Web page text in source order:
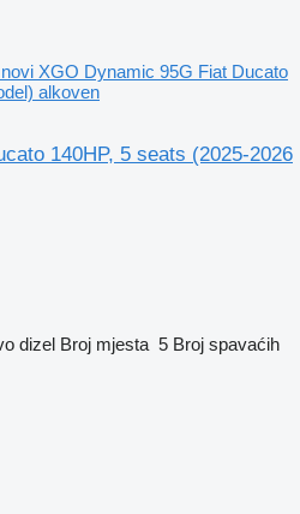
novi XGO Dynamic 95G Fiat Ducato
alkoven
140HP, 5 seats (2025-2026
dizel Broj mjesta 5 Broj spavaćih